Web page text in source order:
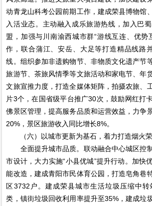
动青龙山科考公园前期工作，建成荣县博物馆
入活业态。主动融入成乐旅游热线，加入巴
盟，加强与川南渝西城市群“游线互连、优势
作，联合蒲江、安岳、大足等打造精品线路
线。组织参加非遗购物节、非物质文化遗产节
旅游节、茶旅风情季等文旅活动和家电节、年
文旅宣推力度，打造全媒体矩阵，拍摄农旅、
片3个，在国省级平台推广30次，鼓励网红打
佛景区管理，提高服务品质和运营效益，力争
20%，景区旅游收入同比增长8%。
（六）以城市更新为基石，着力打造烟火
全面提升城市品质。联动融合中心城区控
市设计，大力实施“小县优城”提升行动。加快
能改造，建成青阳市民体育公园，打造皂角巷
区3732户。建成荣县城市生活垃圾压缩中
类，镇街垃圾回收利用率提升至35%，建成垃